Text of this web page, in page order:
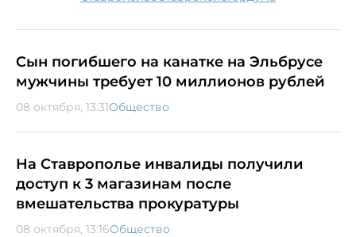
Сын погибшего на канатке на Эльбрусе
мужчины требует 10 миллионов рублей
08 октября, 13:31Общество
На Ставрополье инвалиды получили
доступ к 3 магазинам после
вмешательства прокуратуры
08 октября, 13:16Общество